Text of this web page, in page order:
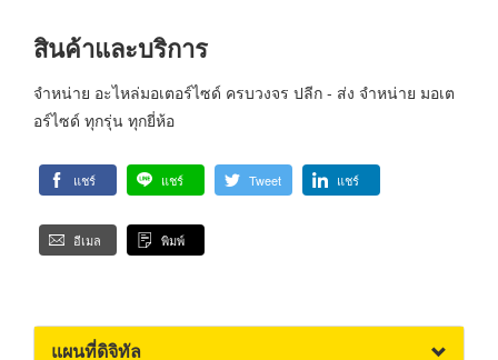
สินค้าและบริการ
จำหน่าย อะไหล่มอเตอร์ไซด์ ครบวงจร ปลีก - ส่ง จำหน่าย มอเต
อร์ไซด์ ทุกรุ่น ทุกยี่ห้อ
แชร์ แชร์ Tweet แชร์
อีเมล พิมพ์
แผนที่ดิจิทัล